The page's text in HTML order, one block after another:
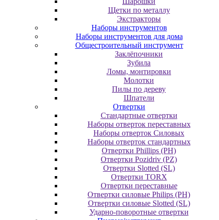
Щетки по металлу
Экcтpaктopы
Наборы инструментов
Наборы инструментов для дома
Общестроительный инструмент
Заклёпочники
Зубила
Ломы, монтировки
Молотки
Пилы по дереву
Шпатели
Отвертки
Cтандартные отвертки
Наборы отверток переставных
Наборы отверток Силовых
Наборы отверток стандартных
Отвертки Phillips (PH)
Отвертки Pozidriv (PZ)
Отвертки Slotted (SL)
Отвертки TORX
Отвертки переставные
Отвертки силовые Philips (PH)
Отвертки силовые Slotted (SL)
Ударно-поворотные отвертки